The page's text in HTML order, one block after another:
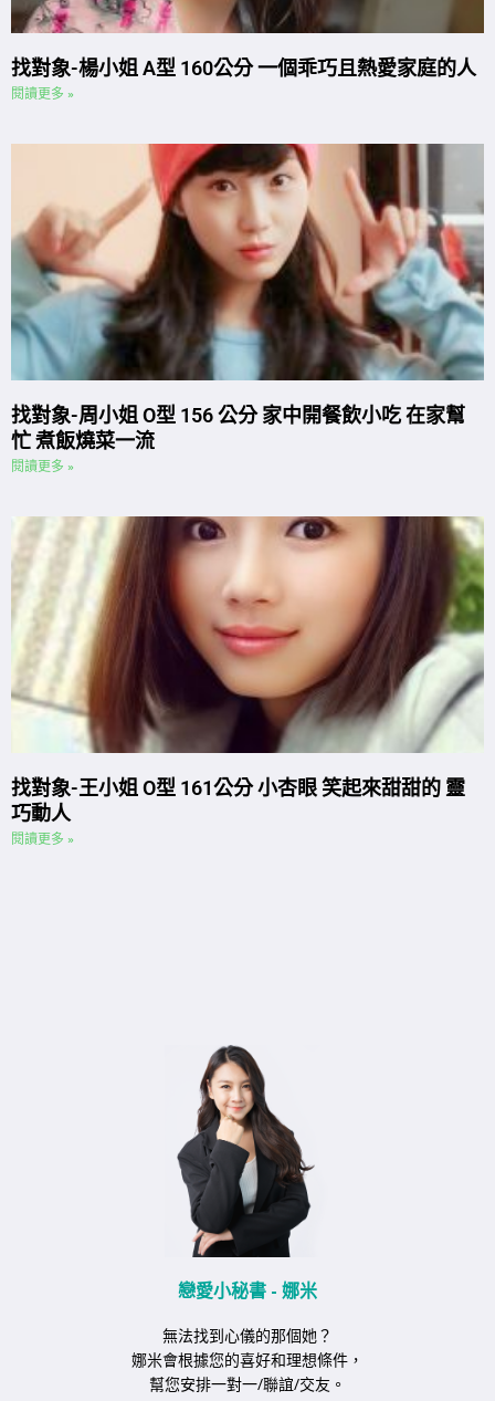
找對象-楊小姐 A型 160公分 一個乖巧且熱愛家庭的人
閱讀更多 »
找對象-周小姐 O型 156 公分 家中開餐飲小吃 在家幫
忙 煮飯燒菜一流
閱讀更多 »
找對象-王小姐 O型 161公分 小杏眼 笑起來甜甜的 靈
巧動人
閱讀更多 »
戀愛小秘書 - 娜米
無法找到心儀的那個她？
娜米會根據您的喜好和理想條件，
幫您安排一對一/聯誼/交友。